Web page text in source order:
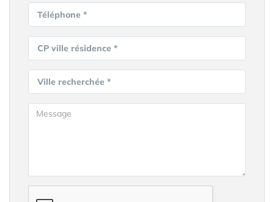
Téléphone *
CP ville résidence *
Ville recherchée *